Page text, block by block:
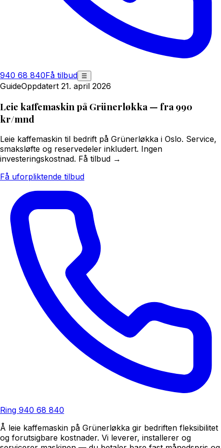
940 68 840Få tilbud ☰
GuideOppdatert 21. april 2026
Leie kaffemaskin på Grünerløkka — fra 990
kr/mnd
Leie kaffemaskin til bedrift på Grünerløkka i Oslo. Service,
smaksløfte og reservedeler inkludert. Ingen
investeringskostnad. Få tilbud →
Få uforpliktende tilbud
Ring 940 68 840
Å leie kaffemaskin på Grünerløkka gir bedriften fleksibilitet
og forutsigbare kostnader. Vi leverer, installerer og